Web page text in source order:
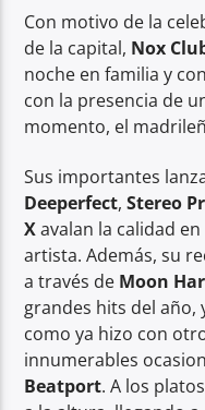
Center
Con motivo de la
de la capital, Nox
noche en familia y
con la presencia de
momento, el
Sus importantes
Deeperfect,Stereo
Xavalan la calidad
artista. Además, su
a través de Moon
grandes hits del año,
como ya hizo con
innumerables
Beatport. A los